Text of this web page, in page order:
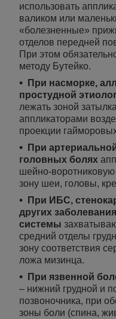
использовать
валиком или
«болезненные»
отделов передней
При этом
методу Бутейко.
При насморке,
простудной
лежать зоной
аппликаторами
проекции
При
головных болях
шейно-воротниковую
зону шеи, головы,
При ИБС,
других
системы
средний отделы
зону соответствия
ложа мизинца.
При язвенной
– нижний грудной и
позвоночника, при
зоны боли (спина,